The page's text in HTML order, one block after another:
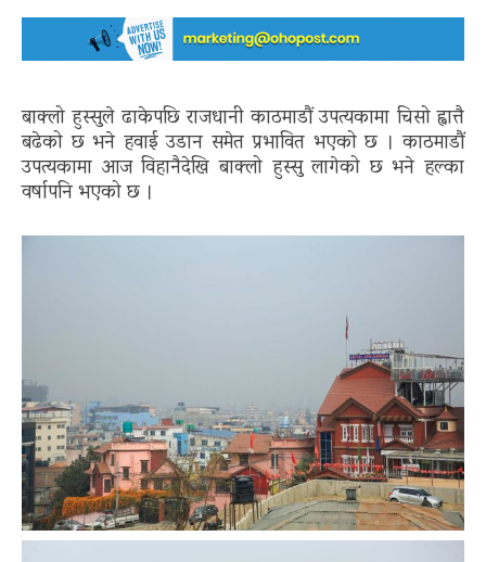
बाक्लो हुस्सुले ढाकेपछि राजधानी काठमाडौं उपत्यकामा चिसो ह्वात्तै
बढेको छ भने हवाई उडान समेत प्रभावित भएको छ । काठमाडौं
उपत्यकामा आज विहानैदेखि बाक्लो हुस्सु लागेको छ भने हल्का
वर्षापनि भएको छ ।